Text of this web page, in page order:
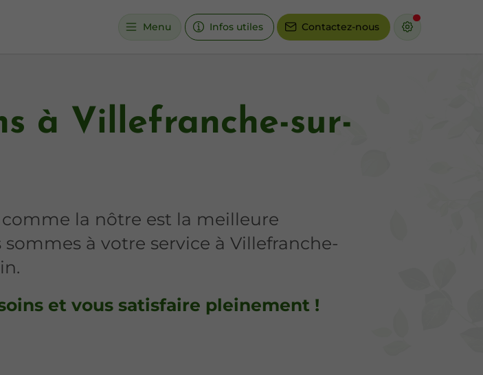
Menu Infos utiles Contactez-nous
à Villefranche-sur-
la nôtre est la meilleure
à votre service à Villefranche-
et vous satisfaire pleinement !